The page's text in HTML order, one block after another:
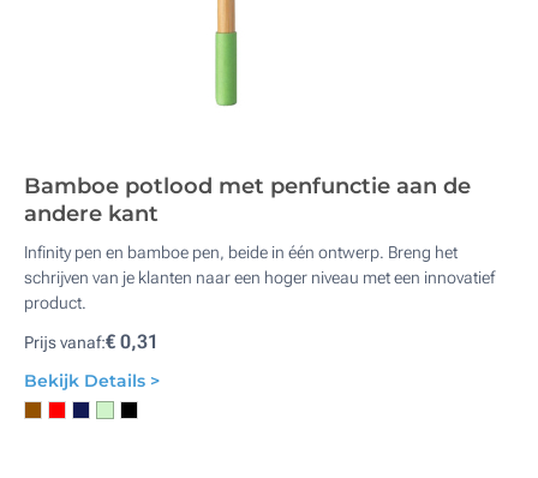
Bamboe potlood met penfunctie aan de
andere kant
Infinity pen en bamboe pen, beide in één ontwerp. Breng het
schrijven van je klanten naar een hoger niveau met een innovatief
product.
Prijs vanaf:€ 0,31
Bekijk Details >